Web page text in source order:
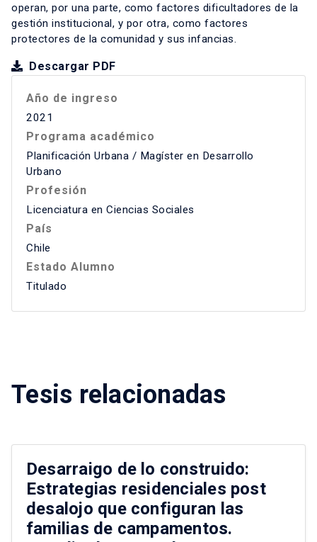
operan, por una parte, como factores dificultadores de la
gestión institucional, y por otra, como factores
protectores de la comunidad y sus infancias.
Descargar PDF
Año de ingreso
2021
Programa académico
Planificación Urbana / Magíster en Desarrollo
Urbano
Profesión
Licenciatura en Ciencias Sociales
País
Chile
Estado Alumno
Titulado
Tesis relacionadas
Desarraigo de lo construido:
Estrategias residenciales post
desalojo que configuran las
familias de campamentos.